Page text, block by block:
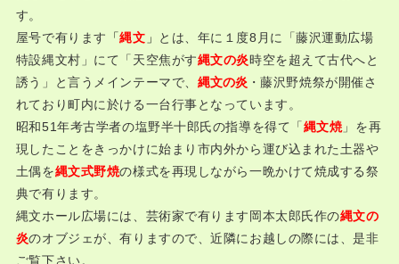
す。
屋号で有ります
「縄文 」
とは、年に１度8月に「藤沢運動広場
特設縄文村」にて「天空焦がす縄文の炎時空を超えて古代へと
誘う」と言うメインテーマで、 縄文の炎・藤沢野焼祭が開催さ
れており町内に於ける一台行事となっています。
昭和51年考古学者の塩野半十郎氏の指導を得て「 縄文焼 」を再
現したことをきっかけに始まり市内外から運び込まれた土器や
土偶を縄文式野焼の様式を再現しながら一晩かけて焼成する祭
典で有ります。
縄文ホール広場には、芸術家で有ります岡本太郎氏作の縄文の
炎のオブジェが、有りますので、近隣にお越しの際には、是非
ご覧下さい。